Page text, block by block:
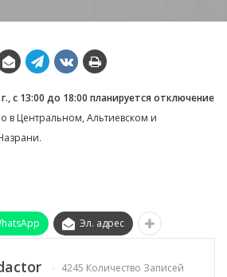
с 13:00 до 18:00 планируется отключение
в Центральном, Альтиевском и
Эл. адрес
4245 Количество Записей